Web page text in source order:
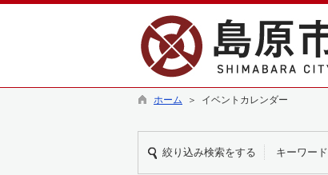
ホーム ＞ イベントカレンダー
絞り込み検索をする キーワード